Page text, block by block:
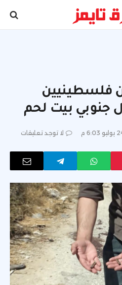
فلسطينيين
جنوبي بيت لحم
لا توجد تعليقات